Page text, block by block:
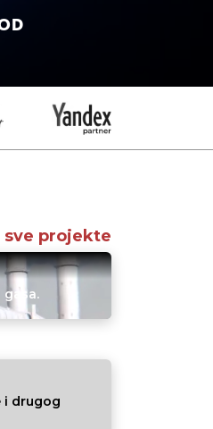
sve projekte
i drugog